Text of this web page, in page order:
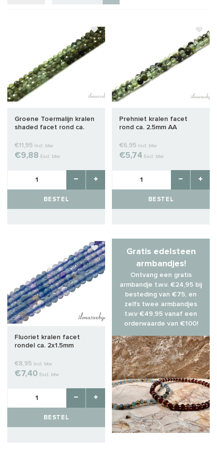
Groene Toermalijn kralen
shaded facet rond ca.
€11,95 Incl. btw
€9,88 Excl. btw
BESTEL
Prehniet kralen facet
rond ca. 2.5mm AA
€6,95 Incl. btw
€5,74 Excl. btw
BESTEL
Fluoriet kralen facet
rondel ca. 2x1.5mm
€8,95 Incl. btw
€7,40 Excl. btw
BESTEL
Gratis edelsteen
armbandjes!
Ontvang een gratis
armbandje t.w.v. €24,95 bij
besteding van €75, en
zelfs twee armbandjes
t.w.v €49,95 vanaf een
orderwaarde van €100!